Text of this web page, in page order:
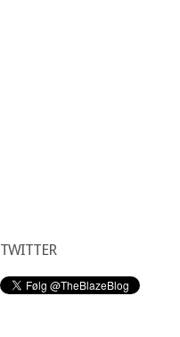
TWITTER